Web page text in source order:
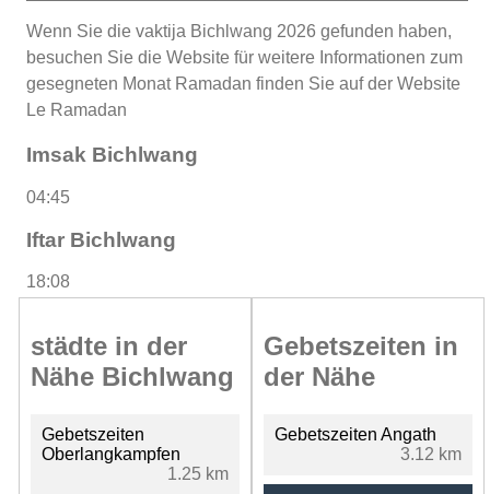
Wenn Sie die vaktija Bichlwang 2026 gefunden haben,
besuchen Sie die Website für weitere Informationen zum
gesegneten Monat Ramadan finden Sie auf der Website
Le Ramadan
Imsak Bichlwang
04:45
Iftar Bichlwang
18:08
städte in der
Nähe Bichlwang
Gebetszeiten
Oberlangkampfen
1.25 km
Gebetszeiten in
der Nähe
Gebetszeiten Angath
3.12 km